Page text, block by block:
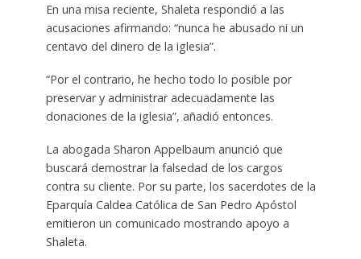
En una misa reciente, Shaleta respondió a las
acusaciones afirmando: “nunca he abusado ni un
centavo del dinero de la iglesia”.
“Por el contrario, he hecho todo lo posible por
preservar y administrar adecuadamente las
donaciones de la iglesia”, añadió entonces.
La abogada Sharon Appelbaum anunció que
buscará demostrar la falsedad de los cargos
contra su cliente. Por su parte, los sacerdotes de la
Eparquía Caldea Católica de San Pedro Apóstol
emitieron un comunicado mostrando apoyo a
Shaleta.